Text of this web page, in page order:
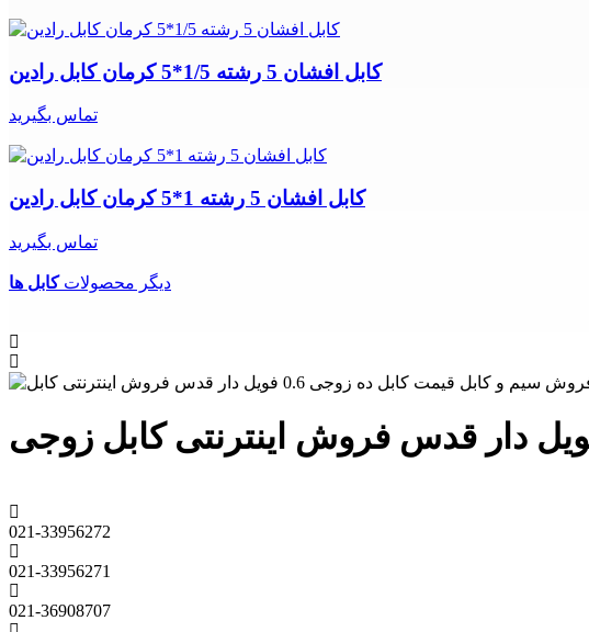
کابل افشان 5 رشته 1/5*5 کرمان کابل رادین
تماس بگیرید
کابل افشان 5 رشته 1*5 کرمان کابل رادین
تماس بگیرید
دیگر محصولاتکابل ها
021-33956272
021-33956271
021-36908707